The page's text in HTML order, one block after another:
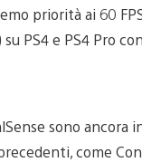
priorità ai 60
PS4 e PS4 Pro
sono ancora
come